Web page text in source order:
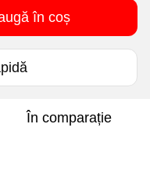
în coș
În comparație